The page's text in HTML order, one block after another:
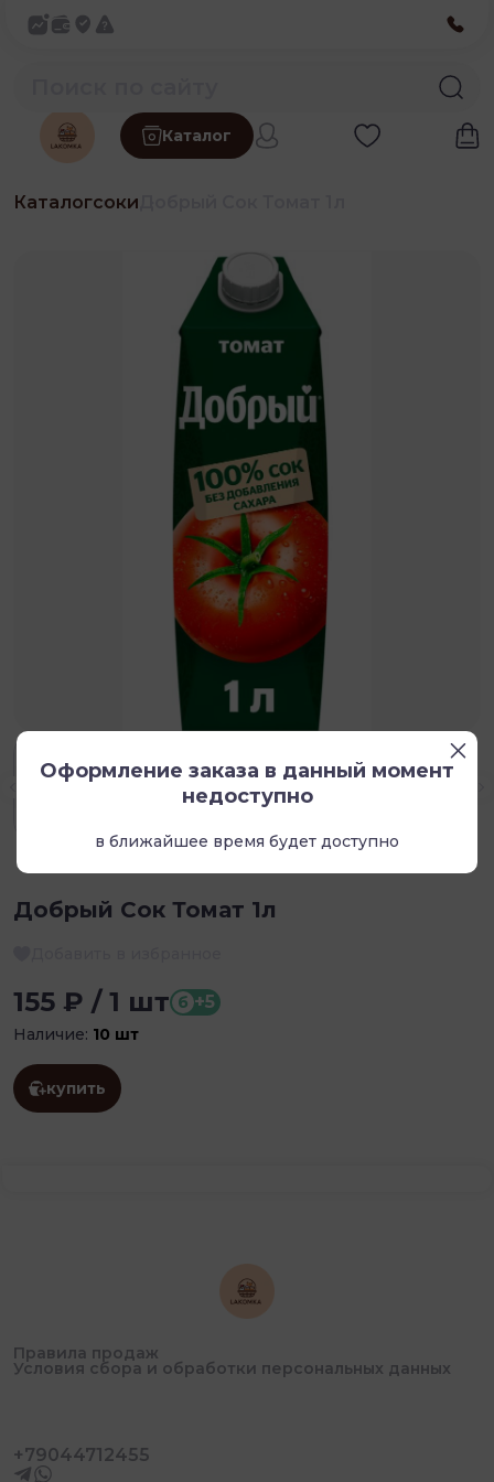
Каталог
Каталогсоки
Добрый Сок Томат 1л
155 ₽ / 1 шт б +5
Наличие: 10 шт
купить
Правила продаж
Условия сбора и обработки персональных данных
+79044712455
Оформление заказа в данный момент
недоступно
в ближайшее время будет доступно